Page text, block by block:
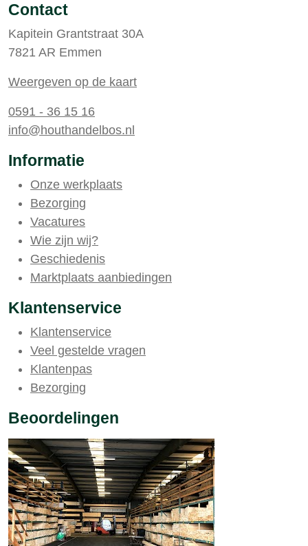
Contact
Kapitein Grantstraat 30A
7821 AR Emmen
Weergeven op de kaart
0591 - 36 15 16
info@houthandelbos.nl
Informatie
Onze werkplaats
Bezorging
Vacatures
Wie zijn wij?
Geschiedenis
Marktplaats aanbiedingen
Klantenservice
Klantenservice
Veel gestelde vragen
Klantenpas
Bezorging
Beoordelingen